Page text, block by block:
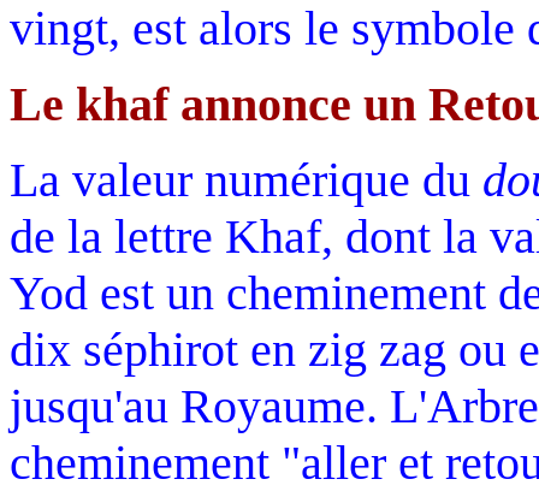
vingt, est alors le symbole
Le khaf annonce un
La valeur numérique du
de la lettre Khaf, dont la
Yod est un cheminement
dix séphirot en zig zag ou
jusqu'au Royaume.
cheminement "aller et